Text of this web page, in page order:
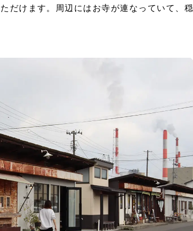
だけます。周辺にはお寺が連なっていて、穏